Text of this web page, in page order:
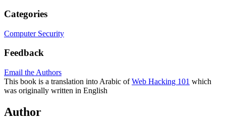
Categories
Computer Security
Feedback
Email the Authors
This book is a translation into Arabic ofWeb Hacking 101 which
was originally written in English
Author